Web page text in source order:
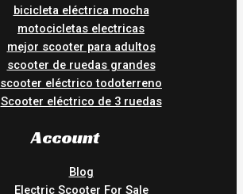
bicicleta eléctrica mocha
motocicletas electricas
mejor scooter para adultos
scooter de ruedas grandes
scooter eléctrico todoterreno
Scooter eléctrico de 3 ruedas
Account
Blog
Electric Scooter For Sale